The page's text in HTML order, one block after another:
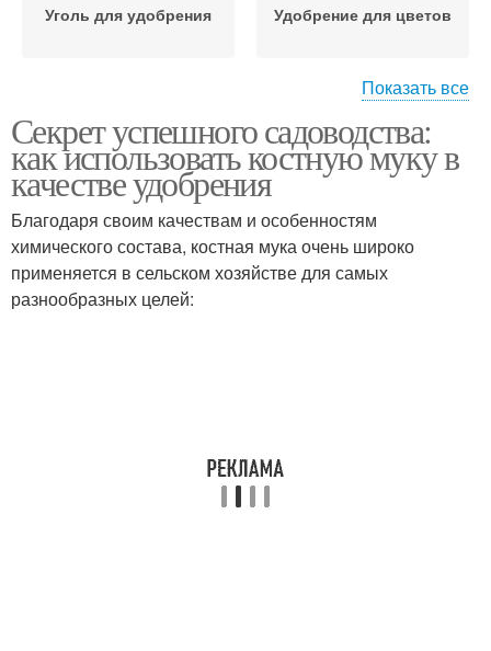
Уголь для удобрения Удобрение для цветов
растений
Применение в
комнатном
цветоводстве
Подкормка для
комнатных цветов
Натуральное удобрение
Показать все
Секрет успешного садоводства:
как использовать костную муку в
качестве удобрения
Благодаря своим качествам и особенностям
химического состава, костная мука очень широко
применяется в сельском хозяйстве для самых
разнообразных целей: